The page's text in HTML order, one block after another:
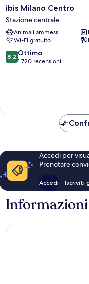
ibis
Milano
Centro
Stazione
centrale
ibis Milano Centro
Stazione centrale
Animali ammessi
Wi-Fi gratuito
8.2
su
8,2 Ottimo
1.720 recensioni
Accedi per
Prenotare
Accedi Iscriviti